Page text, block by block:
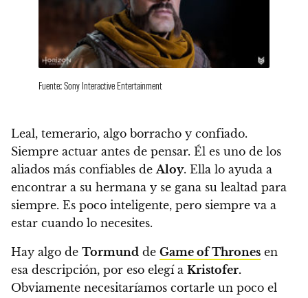
Fuente: Sony Interactive Entertainment
Leal, temerario, algo borracho y confiado.
Siempre actuar antes de pensar. Él es uno de los
aliados más confiables deAloy. Ella lo ayuda a
encontrar a su hermana y se gana su lealtad para
siempre. Es poco inteligente, pero siempre va a
estar cuando lo necesites.
Hay algo de Tormund de Game of Thrones en
esa descripción, por eso elegí a Kristofer.
Obviamente necesitaríamos cortarle un poco el